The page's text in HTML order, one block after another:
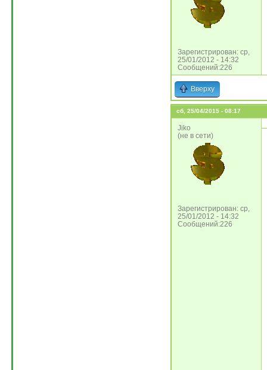
Зарегистрирован: ср,
25/01/2012 - 14:32
Сообщений:226
Вверху
сб, 25/04/2015 - 08:17
Jiko
(не в сети)
Зарегистрирован: ср,
25/01/2012 - 14:32
Сообщений:226